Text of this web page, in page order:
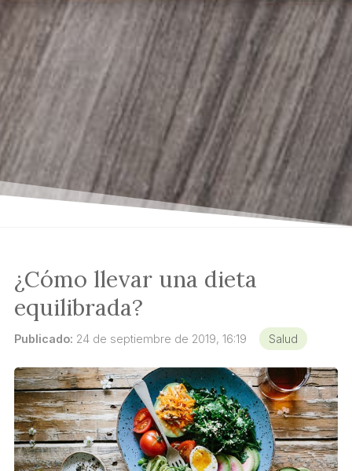
¿Cómo llevar una dieta
equilibrada?
Publicado: 24 de septiembre de 2019, 16:19 Salud